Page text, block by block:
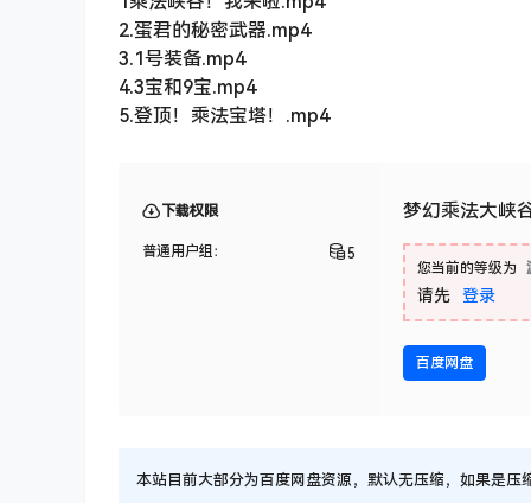
2.蛋君的秘密武器.mp4
3.1号装备.mp4
4.3宝和9宝.mp4
5.登顶！乘法宝塔！.mp4
下载权限
普通用户组： 5
梦幻乘法大峡
您当前的等级为
请先 登录
百度网盘
本站目前大部分为百度网盘资源，默认无压缩，如果是